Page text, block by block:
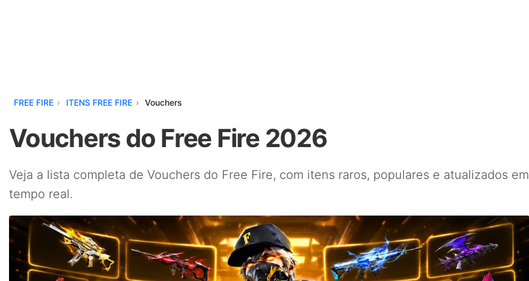
FREE FIRE ITENS FREE FIRE Vouchers
Vouchers do Free Fire 2026
Veja a lista completa de Vouchers do Free Fire, com itens raros, populares e atualizados em
tempo real.